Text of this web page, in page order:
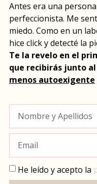
Antes era una
perfeccionista. Me
miedo. Como en un
hice click y detecté la
Te la revelo en el
que recibirás junto al
menos autoexigente
He leído y acepto la